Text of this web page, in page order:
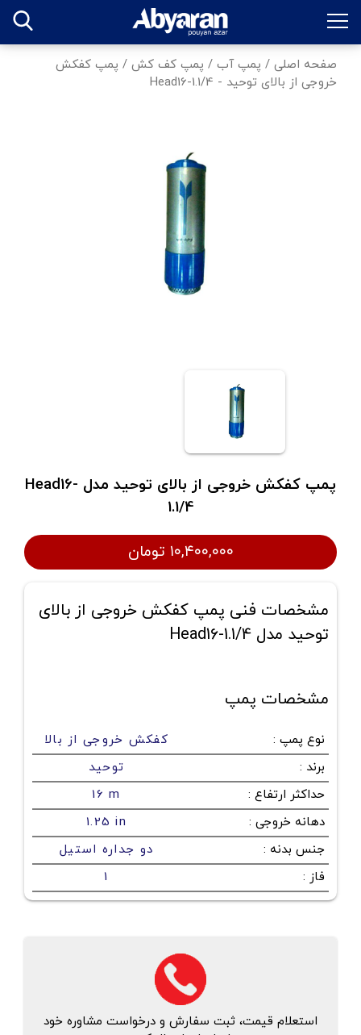
صفحه اصلی / پمپ آب / پمپ کف کش / پمپ کفکش
خروجی از بالای توحید - Head16-1.1/4
پمپ کفکش خروجی از بالای توحید مدل Head16-
1.1/4
۱۰,۴۰۰,۰۰۰ تومان
مشخصات فنی پمپ کفکش خروجی از بالای
توحید مدل Head16-1.1/4
مشخصات پمپ
نوع پمپ :
کفکش خروجی از بالا
برند :
توحید
حداکثر ارتفاع :
16 m
دهانه خروجی :
1.25 in
جنس بدنه :
دو جداره استیل
فاز :
1
استعلام قیمت، ثبت سفارش و درخواست مشاوره خود